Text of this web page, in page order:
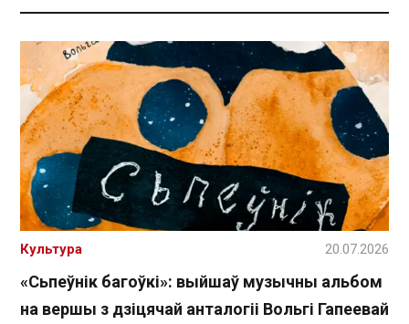
«Сьпеўнік багоўкі»: выйшаў музычны альбом
на вершы з дзіцячай анталогіі Вольгі Гапеевай
Культура 20.07.2026